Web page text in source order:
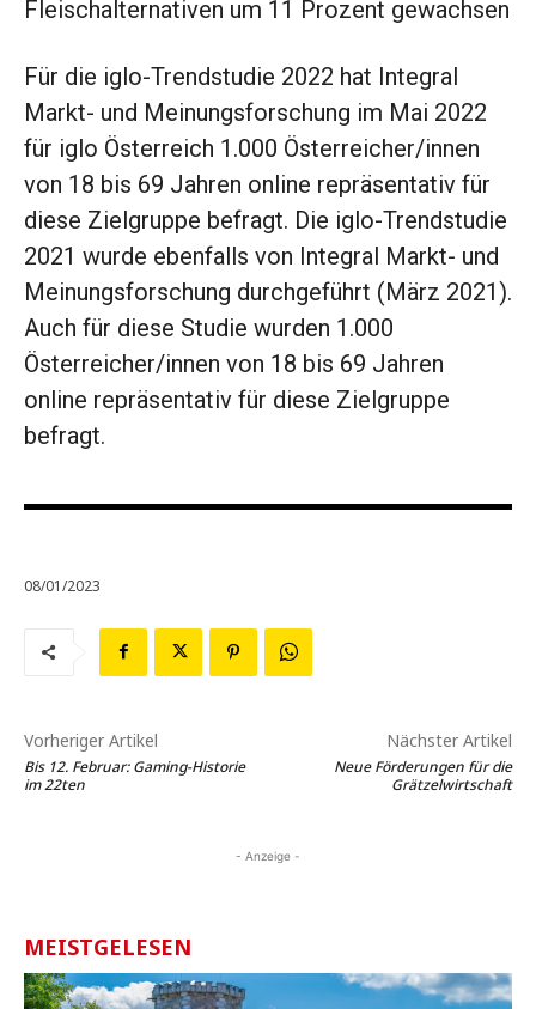
Fleischalternativen um 11 Prozent gewachsen
Für die iglo-Trendstudie 2022 hat Integral
Markt- und Meinungsforschung im Mai 2022
für iglo Österreich 1.000 Österreicher/innen
von 18 bis 69 Jahren online repräsentativ für
diese Zielgruppe befragt. Die iglo-Trendstudie
2021 wurde ebenfalls von Integral Markt- und
Meinungsforschung durchgeführt (März 2021).
Auch für diese Studie wurden 1.000
Österreicher/innen von 18 bis 69 Jahren
online repräsentativ für diese Zielgruppe
befragt.
08/01/2023
Vorheriger Artikel
Bis 12. Februar: Gaming-Historie
im 22ten
Nächster Artikel
Neue Förderungen für die
Grätzelwirtschaft
- Anzeige -
MEISTGELESEN